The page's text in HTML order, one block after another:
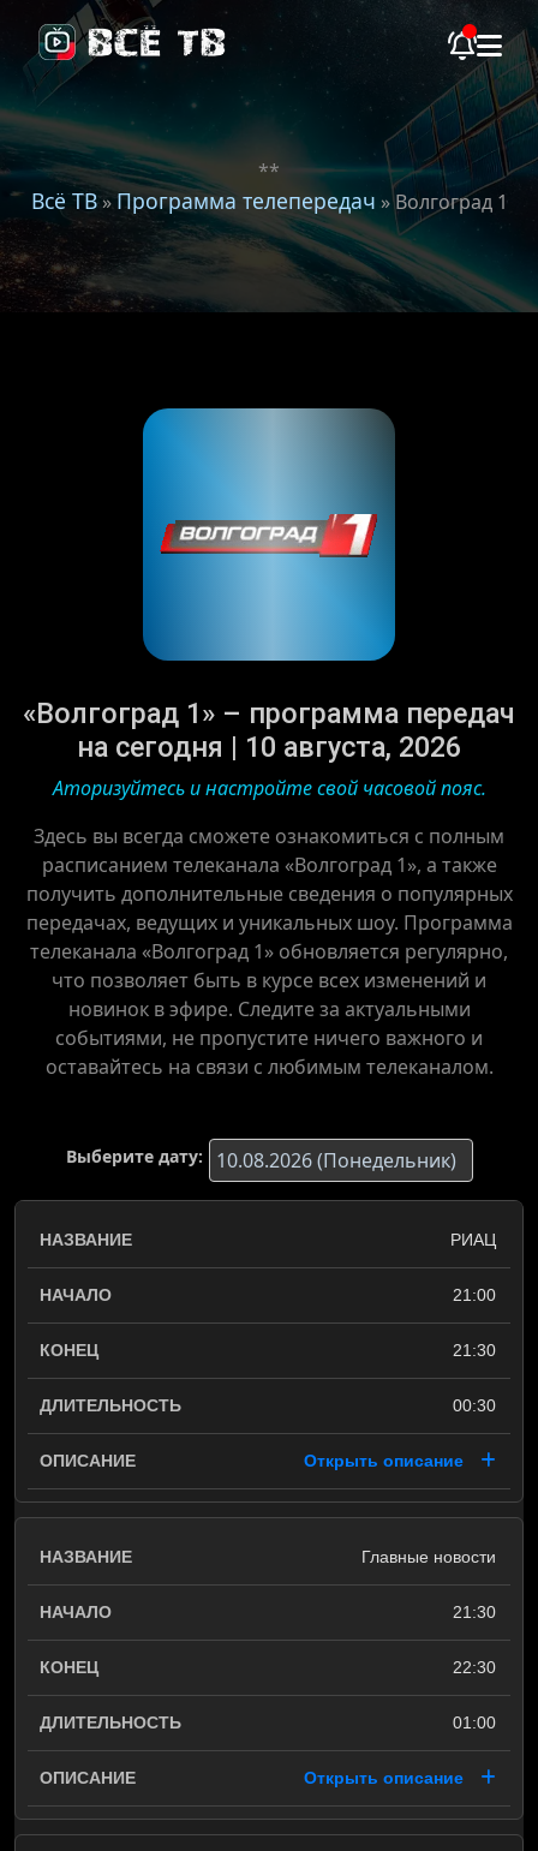
**
Всё ТВ»Программа телепередач » Волгоград 1
«Волгоград 1» – программа передач
на сегодня | 10 августа, 2026
Аторизуйтесь и настройте свой часовой пояс.
Здесь вы всегда сможете ознакомиться с полным
расписанием телеканала «Волгоград 1», а также
получить дополнительные сведения о популярных
передачах, ведущих и уникальных шоу. Программа
телеканала «Волгоград 1» обновляется регулярно,
что позволяет быть в курсе всех изменений и
новинок в эфире. Следите за актуальными
событиями, не пропустите ничего важного и
оставайтесь на связи с любимым телеканалом.
Выберите дату:
РИАЦ
21:00
21:30
00:30
Открыть описание
Главные новости
21:30
22:30
01:00
Открыть описание